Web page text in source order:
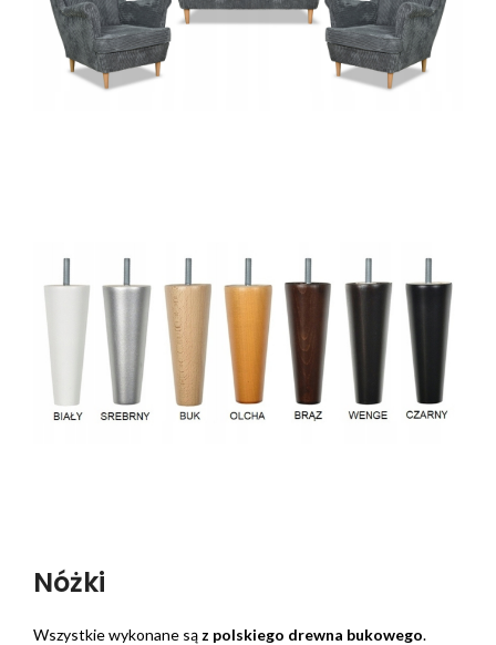
Nóżki
Wszystkie wykonane są z polskiego drewna bukowego.